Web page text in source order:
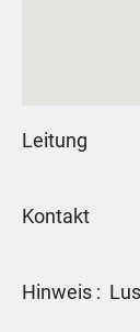
Leitung
Kontakt
Hinweis :